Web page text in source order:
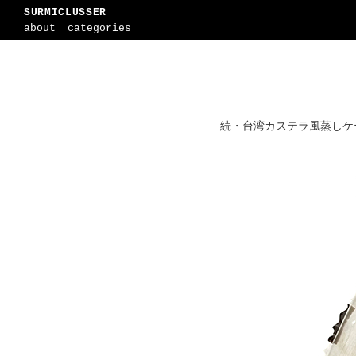
SURMICLUSSER
about
categories
続・台湾カステラ風蒸し